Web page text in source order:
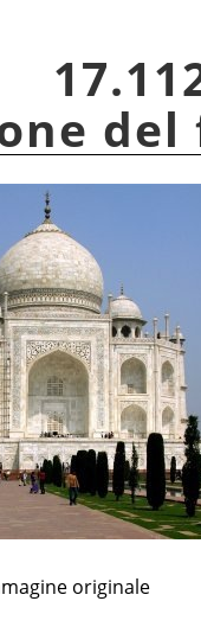
originale